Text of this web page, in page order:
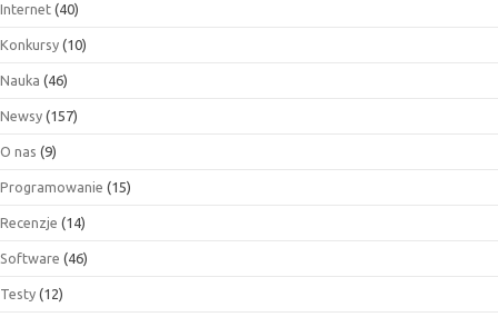
Internet (40)
Konkursy (10)
Nauka (46)
Newsy (157)
O nas (9)
Programowanie (15)
Recenzje (14)
Software (46)
Testy (12)